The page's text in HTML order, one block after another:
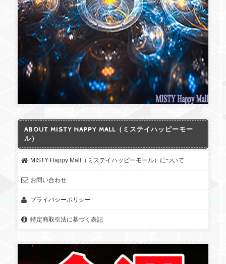
ABOUT MISTY HAPPY MALL（ミステイハッピーモー
ル）
MISTY Happy Mall（ミステイハッピーモール）について
お問い合わせ
プライバシーポリシー
特定商取引法に基づく表記